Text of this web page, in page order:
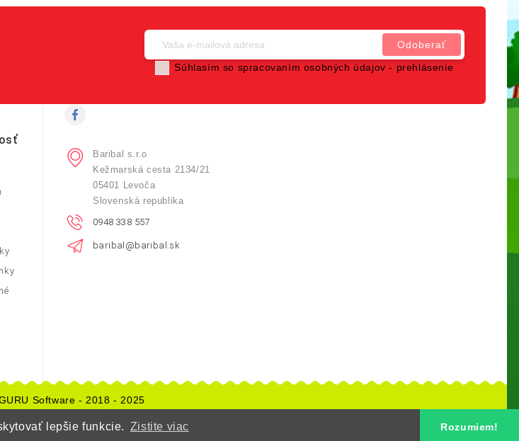
lepšie funkcie. Zistite viac Rozumiem!
Súhlasím so spracovaním osobných údajov - prehlásenie
Baribal s.r.o
Kežmarská cesta 2134/21
05401 Levoča
Slovenská republika
0948 338 557
baribal@baribal.sk
Software - 2018 - 2025